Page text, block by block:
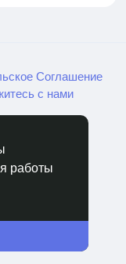
работы
Соглашение
с нами